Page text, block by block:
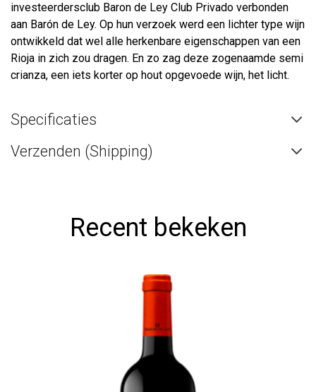
investeerdersclub Baron de Ley Club Privado verbonden
aan Barón de Ley. Op hun verzoek werd een lichter type wijn
ontwikkeld dat wel alle herkenbare eigenschappen van een
Rioja in zich zou dragen. En zo zag deze zogenaamde semi
crianza, een iets korter op hout opgevoede wijn, het licht.
Specificaties
Verzenden (Shipping)
Recent bekeken